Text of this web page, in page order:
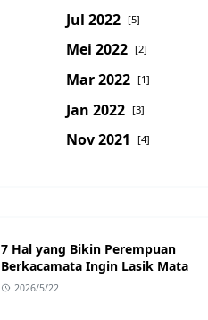
Jul 2022 [5]
Mei 2022 [2]
Mar 2022 [1]
Jan 2022 [3]
Nov 2021 [4]
7 Hal yang Bikin Perempuan
Berkacamata Ingin Lasik Mata
2026/5/22